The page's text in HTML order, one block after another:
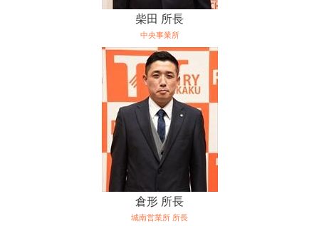
柴田 所長
中央事業所
倉形 所長
城南営業所 所長